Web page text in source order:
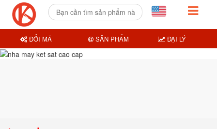
ĐỔI MÃ SẢN PHẨM ĐẠI LÝ